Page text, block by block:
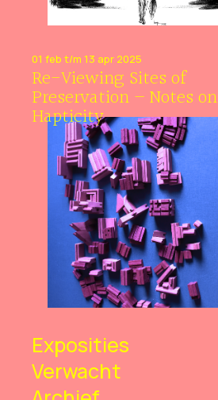
01 feb t/m 13 apr 2025
Re-Viewing Sites of
Preservation – Notes on
Hapticity
Exposities
Verwacht